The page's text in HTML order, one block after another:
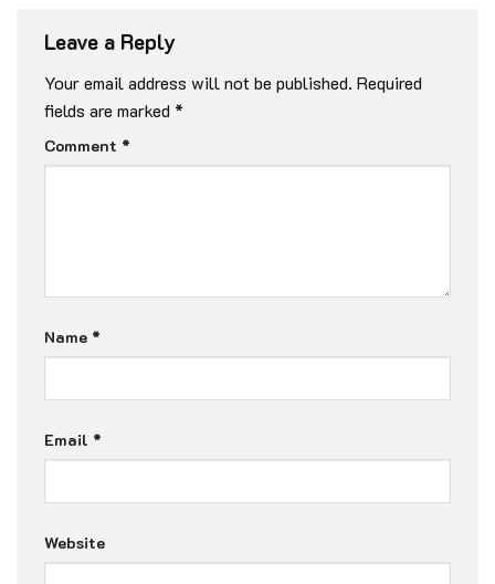
Leave a Reply
Your email address will not be published. Required
fields are marked *
Comment *
Name *
Email *
Website